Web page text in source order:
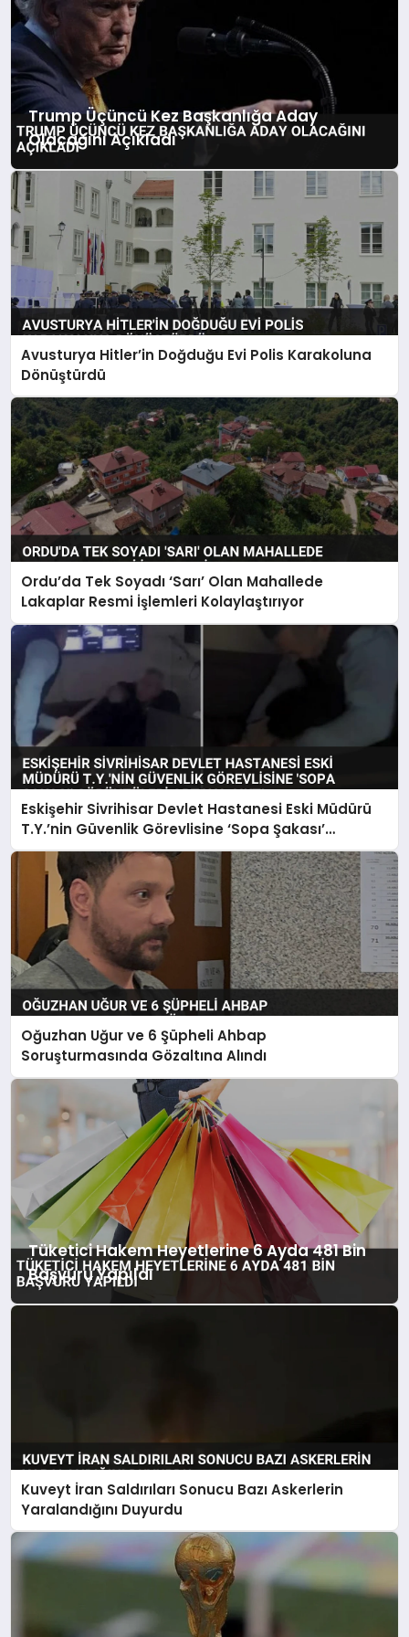
Trump Üçüncü Kez Başkanlığa Aday
Olacağını Açıkladı
Avusturya Hitler’in Doğduğu Evi Polis Karakoluna
Dönüştürdü
Ordu’da Tek Soyadı ‘Sarı’ Olan Mahallede
Lakaplar Resmi İşlemleri Kolaylaştırıyor
Eskişehir Sivrihisar Devlet Hastanesi Eski Müdürü
T.Y.’nin Güvenlik Görevlisine ‘Sopa Şakası’
Görüntüleri Ortaya Çıktı
Oğuzhan Uğur ve 6 Şüpheli Ahbap
Soruşturmasında Gözaltına Alındı
Tüketici Hakem Heyetlerine 6 Ayda 481 Bin
Başvuru Yapıldı
Kuveyt İran Saldırıları Sonucu Bazı Askerlerin
Yaralandığını Duyurdu